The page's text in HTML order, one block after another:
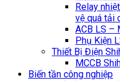
Relay
vệ quá tải
ACB LS –
Phụ Kiện
Thiết Bị Điện
MCCB
Biến tần công nghiệp